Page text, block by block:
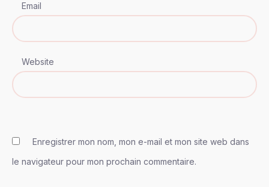
Email
Website
Enregistrer mon nom, mon e-mail et mon site web dans
le navigateur pour mon prochain commentaire.